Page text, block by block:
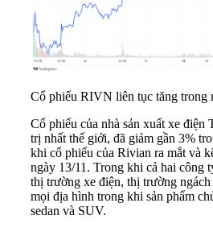
Cổ phiếu RIVN liên tục tăng trong
Cổ phiếu của nhà sản xuất xe điện
trị nhất thế giới, đã giảm gần 3%
khi cổ phiếu của Rivian ra mắt và
ngày 13/11. Trong khi cả hai công
thị trường xe điện, thị trường
mọi địa hình trong khi sản phẩm
sedan và SUV.